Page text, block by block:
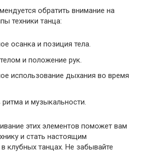
обратить внимание на
техники танца:
осанка и позиция тела.
и положение рук.
использование дыхания во время
ритма и музыкальности.
этих элементов поможет вам
и стать настоящим
клубных танцах. Не забывайте